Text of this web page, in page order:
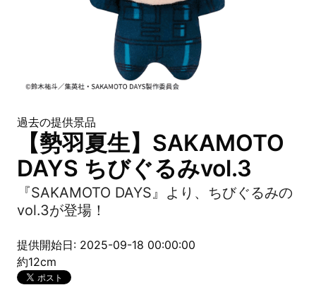
過去の提供景品
【勢羽夏生】SAKAMOTO
DAYS ちびぐるみvol.3
『SAKAMOTO DAYS』より、ちびぐるみの
vol.3が登場！
提供開始日: 2025-09-18 00:00:00
約12cm